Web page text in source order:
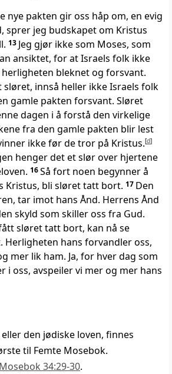
nye pakten gir oss håp om, en evig
sprer jeg budskapet om Kristus
13 Jeg gjør ikke som Moses, som
ansiktet, for at Israels folk ikke
bleknet og forsvant.
sløret, innså heller ikke Israels folk
gamle pakten forsvant. Sløret
dagen i å forstå den virkelige
fra den gamle pakten blir lest
ikke før de tror på Kristus.[d]
henger det et slør over hjertene
16Så fort noen begynner å
Kristus, bli sløret tatt bort. 17 Den
tar imot hans Ånd. Herrens Ånd
skyld som skiller oss fra Gud.
sløret tatt bort, kan nå se
Herligheten hans forvandler oss,
mer lik ham. Ja, for hver dag som
i oss, avspeiler vi mer og mer hans
den jødiske loven, finnes
til Femte Mosebok.
34:29-30.